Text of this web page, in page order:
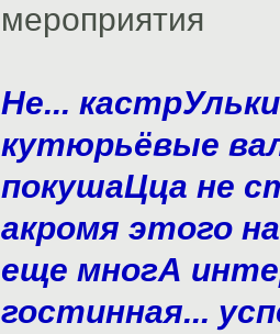
мероприятия
Не...
кутюрьёвые
покушаЦца не
акромя этого
еще многА
гостинная...